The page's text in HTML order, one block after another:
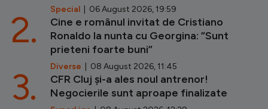
Special | 06 August 2026, 19:59
Cine e românul invitat de Cristiano
Ronaldo la nunta cu Georgina: ”Sunt
prieteni foarte buni”
Diverse | 08 August 2026, 11:45
2.
CFR Cluj și-a ales noul antrenor!
Negocierile sunt aproape finalizate
3.